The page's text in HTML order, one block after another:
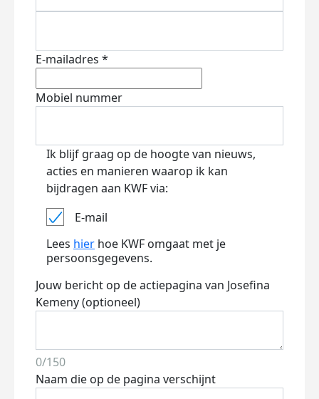
E-mailadres *
Mobiel nummer
Ik blijf graag op de hoogte van nieuws,
acties en manieren waarop ik kan
bijdragen aan KWF via:
E-mail
Lees hier hoe KWF omgaat met je
persoonsgegevens.
Jouw bericht op de actiepagina van Josefina
Kemeny (optioneel)
0/150
Naam die op de pagina verschijnt